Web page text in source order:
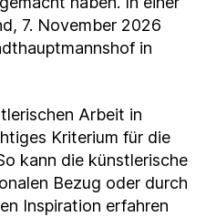
7. November 2026
in
Arbeit in
Kriterium für die
kann die künstlerische
Bezug oder durch
Inspiration erfahren